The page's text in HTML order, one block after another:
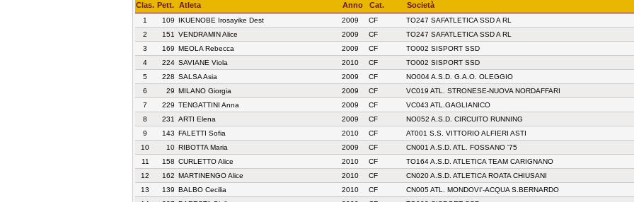
Clas. Pett. Atleta Anno Cat. Società
1 109 IKUENOBE Irosayike Dest 2009 CF
TO247 SAFATLETICA SSD A RL
2
151 VENDRAMIN Alice 2009 CF
TO247 SAFATLETICA SSD A RL
3
169 MEOLA Rebecca 2009 CF
TO002 SISPORT SSD
4
224 SAVIANE Viola 2010 CF
TO002 SISPORT SSD
5
228 SALSA Asia 2009 CF
NO004 A.S.D. G.A.O. OLEGGIO
6
29 MILANO Giorgia 2009 CF
VC019 ATL. STRONESE-NUOVA NORDAFFARI
7
229 TENGATTINI Anna 2009 CF
VC043 ATL.GAGLIANICO
8
231 ARTI Elena 2009 CF
NO052 A.S.D. CIRCUITO RUNNING
9
143 FALETTI Sofia 2010 CF
AT001 S.S. VITTORIO ALFIERI ASTI
10
10 RIBOTTA Maria 2009 CF
CN001 A.S.D. ATL. FOSSANO '75
11
158 CURLETTO Alice 2010 CF
TO164 A.S.D. ATLETICA TEAM CARIGNANO
12
162 MARTINENGO Alice 2010 CF
CN020 A.S.D. ATLETICA ROATA CHIUSANI
13
139 BALBO Cecilia 2010 CF
CN005 ATL. MONDOVI'-ACQUA S.BERNARDO